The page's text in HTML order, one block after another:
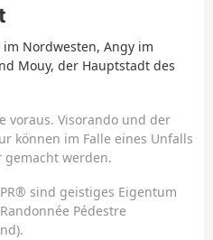
Nordwesten, Angy im
Mouy, der Hauptstadt des
voraus. Visorando und der
können im Falle eines Unfalls
werden.
sind geistiges Eigentum
Pédestre